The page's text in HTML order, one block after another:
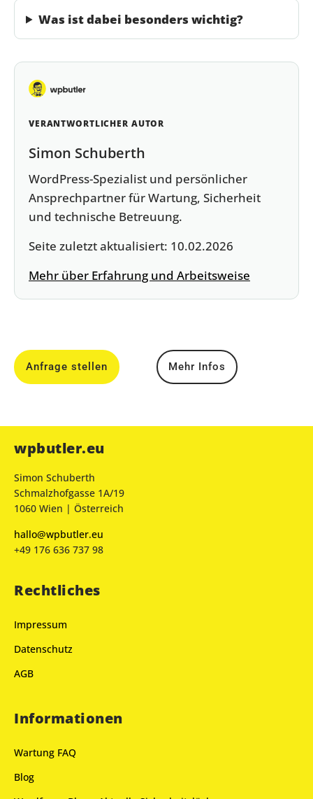
Was ist dabei besonders wichtig?
VERANTWORTLICHER AUTOR
Simon Schuberth
WordPress-Spezialist und persönlicher
Ansprechpartner für Wartung, Sicherheit
und technische Betreuung.
Seite zuletzt aktualisiert: 10.02.2026
Mehr über Erfahrung und Arbeitsweise
Anfrage stellen Mehr Infos
wpbutler.eu
Simon Schuberth
Schmalzhofgasse 1A/19
1060 Wien | Österreich
hallo@wpbutler.eu
+49 176 636 737 98
Rechtliches
Impressum
Datenschutz
AGB
Informationen
Wartung FAQ
Blog